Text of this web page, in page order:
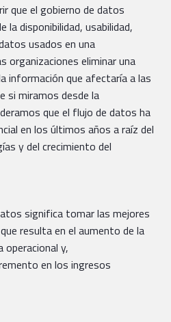
que el gobierno de datos
la disponibilidad, usabilidad,
usados en una
organizaciones eliminar una
información que afectaría a las
si miramos desde la
que el flujo de datos ha
en los últimos años a raíz del
y del crecimiento del
significa tomar las mejores
resulta en el aumento de la
operacional y,
en los ingresos